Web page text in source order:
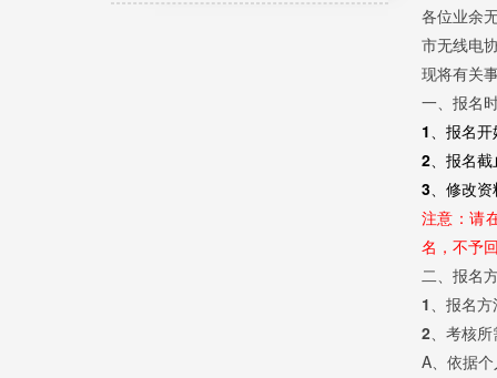
各位业余
市无线电
现将有关
一、报名
1、报名
2、报名
3、修改
注意：请
名，不予
二、报名
1、报名方
2、考核
A、依据